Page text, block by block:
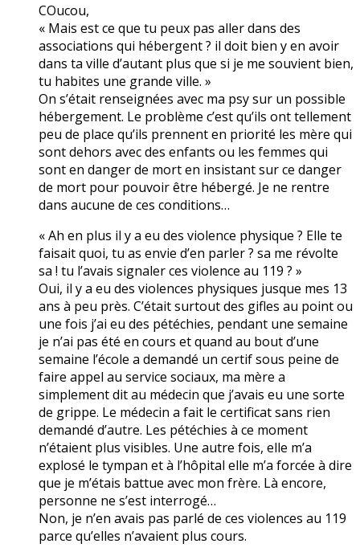
COucou,
« Mais est ce que tu peux pas aller dans des
associations qui hébergent ? il doit bien y en avoir
dans ta ville d’autant plus que si je me souvient bien,
tu habites une grande ville. »
On s’était renseignées avec ma psy sur un possible
hébergement. Le problème c’est qu’ils ont tellement
peu de place qu’ils prennent en priorité les mère qui
sont dehors avec des enfants ou les femmes qui
sont en danger de mort en insistant sur ce danger
de mort pour pouvoir être hébergé. Je ne rentre
dans aucune de ces conditions…
« Ah en plus il y a eu des violence physique ? Elle te
faisait quoi, tu as envie d’en parler ? sa me révolte
sa ! tu l’avais signaler ces violence au 119 ? »
Oui, il y a eu des violences physiques jusque mes 13
ans à peu près. C’était surtout des gifles au point ou
une fois j’ai eu des pétéchies, pendant une semaine
je n’ai pas été en cours et quand au bout d’une
semaine l’école a demandé un certif sous peine de
faire appel au service sociaux, ma mère a
simplement dit au médecin que j’avais eu une sorte
de grippe. Le médecin a fait le certificat sans rien
demandé d’autre. Les pétéchies à ce moment
n’étaient plus visibles. Une autre fois, elle m’a
explosé le tympan et à l’hôpital elle m’a forcée à dire
que je m’étais battue avec mon frère. Là encore,
personne ne s’est interrogé…
Non, je n’en avais pas parlé de ces violences au 119
parce qu’elles n’avaient plus cours.